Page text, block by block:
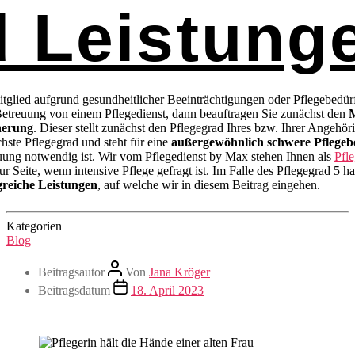
aufgrund gesundheitlicher Beeinträchtigungen oder
von einem Pflegedienst, dann beauftragen Sie zunächst den
. Dieser stellt zunächst den Pflegegrad Ihres bzw. Ihrer
Pflegegrad und steht für eine außergewöhnlich schwere
notwendig ist. Wir vom Pflegedienst by Max stehen Ihnen als
Seite, wenn intensive Pflege gefragt ist. Im Falle des Pflegegrad 5
Leistungen, auf welche wir in diesem Beitrag eingehen.
Kategorien
Blog
Beitragsautor Von Jana Kröger
Beitragsdatum
18. April 2023